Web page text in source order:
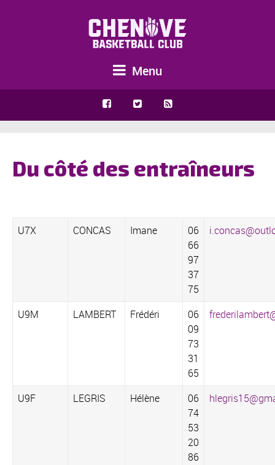
Menu
Du côté des entraîneurs
U7X CONCAS Imane
06
66
97
37
75
U9M LAMBERT Frédéri
06
09
73
31
65
U9F LEGRIS Hélène
06
74
53
20
86